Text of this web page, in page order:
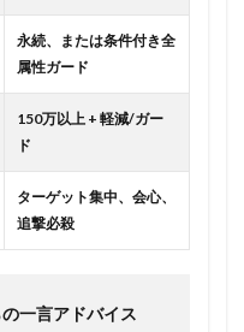
永続、または条件付き全
属性ガード
150万以上 + 軽減/ガー
ド
ターゲット集中、会心、
追撃必殺
一言アドバイス